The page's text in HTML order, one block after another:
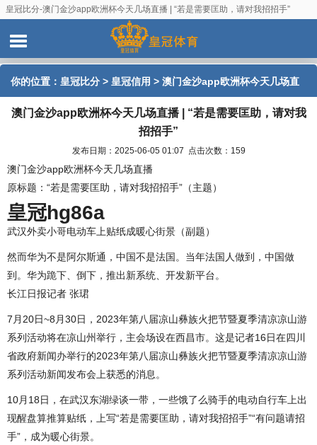
皇冠比分-澳门金沙app欧洲杯今天几场直播 | “若是需要匡助，请对我招招手”
你的位置： 皇冠比分 > 皇冠信用 > 澳门金沙app欧洲杯今天几场直
播 | “若是需要匡助，请对我招招手”
澳门金沙app欧洲杯今天几场直播 | “若是需要匡助，请对我
招招手”
发布日期：2025-06-05 01:07 点击次数：159
澳门金沙app欧洲杯今天几场直播
原标题：“若是需要匡助，请对我招招手”（主题）
皇冠hg86a
武汉外卖小哥电动车上贴纸成暖心街景（副题）
然而华为不是阿尔斯通，中国不是法国。当年法国人做到，中国做
到。华为跪下、倒下，推出新系统、开发新平台。
长江日报记者 张珺
7月20日~8月30日，2023年第八届凉山彝族火把节暨夏季清凉凉山游
系列活动将在凉山州举行，主会场设在西昌市。这是记者16日在四川
省政府新闻办举行的2023年第八届凉山彝族火把节暨夏季清凉凉山游
系列活动新闻发布会上获悉的消息。
10月18日，在武汉东湖绿谈一带，一些饿了么骑手的电动自行车上出
现醒盘算推算贴纸，上写“若是需要匡助，请对我招招手”“有问题请招
手”，成为暖心街景。